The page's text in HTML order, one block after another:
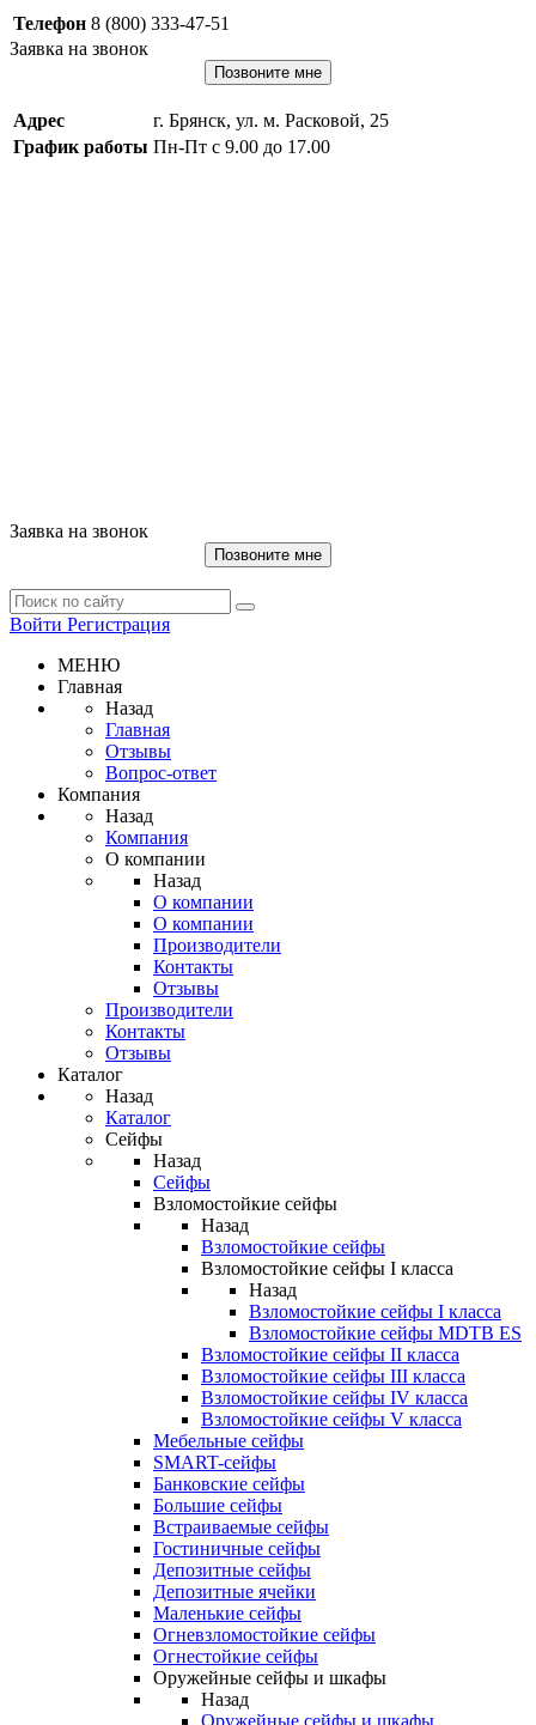
Телефон 8 (800) 333-47-51
Заявка на звонок
Позвоните мне
Адрес
г. Брянск, ул. м. Расковой, 25
График работы Пн-Пт с 9.00 до 17.00
Заявка на звонок
Позвоните мне
Войти Регистрация
МЕНЮ
Главная
Назад
Главная
Отзывы
Вопрос-ответ
Компания
Назад
Компания
О компании
Назад
О компании
О компании
Производители
Контакты
Отзывы
Производители
Контакты
Отзывы
Каталог
Назад
Каталог
Сейфы
Назад
Сейфы
Взломостойкие сейфы
Назад
Взломостойкие сейфы
Взломостойкие сейфы I класса
Назад
Взломостойкие сейфы I класса
Взломостойкие сейфы MDTB ES
Взломостойкие сейфы II класса
Взломостойкие сейфы III класса
Взломостойкие сейфы IV класса
Взломостойкие сейфы V класса
Мебельные сейфы
SMART-сейфы
Банковские сейфы
Большие сейфы
Встраиваемые сейфы
Гостиничные сейфы
Депозитные сейфы
Депозитные ячейки
Маленькие сейфы
Огневзломостойкие сейфы
Огнестойкие сейфы
Оружейные сейфы и шкафы
Назад
Оружейные сейфы и шкафы